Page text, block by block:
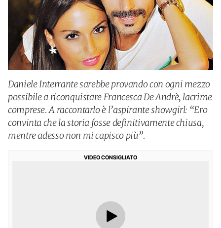
Daniele Interrante sarebbe provando con ogni mezzo
possibile a riconquistare Francesca De Andrè, lacrime
comprese. A raccontarlo è l’aspirante showgirl: “Ero
convinta che la storia fosse definitivamente chiusa,
mentre adesso non mi capisco più”.
VIDEO CONSIGLIATO